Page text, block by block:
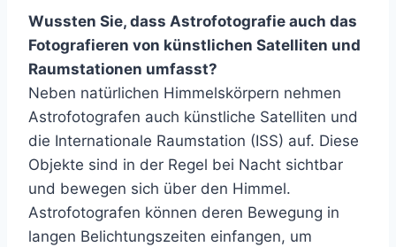
Wussten Sie, dass Astrofotografie auch das
Fotografieren von künstlichen Satelliten und
Raumstationen umfasst?
Neben natürlichen Himmelskörpern nehmen
Astrofotografen auch künstliche Satelliten und
die Internationale Raumstation (ISS) auf. Diese
Objekte sind in der Regel bei Nacht sichtbar
und bewegen sich über den Himmel.
Astrofotografen können deren Bewegung in
langen Belichtungszeiten einfangen, um